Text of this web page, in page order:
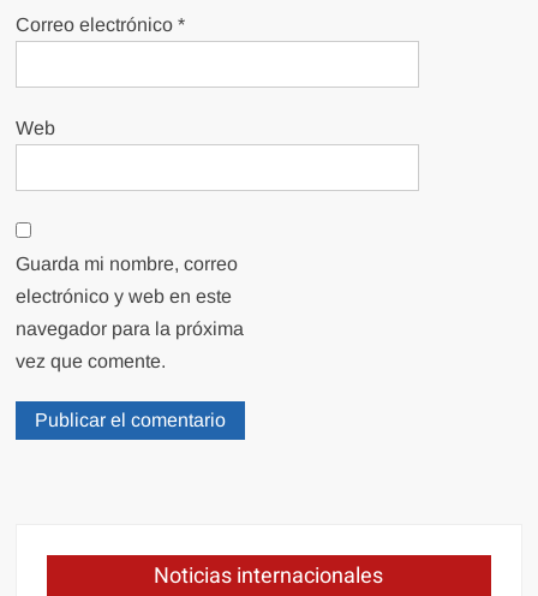
Correo electrónico*
Web
Guarda mi nombre, correo
electrónico y web en este
navegador para la próxima
vez que comente.
Noticias internacionales